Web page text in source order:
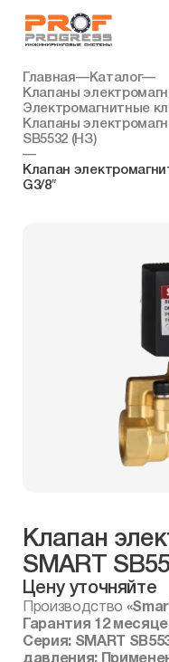
Главная—Каталог—
Клапаны
Электромагнитные
Клапаны
SB5532 (НЗ)
—
Клапан
G3/8″
Клапан
SMART
Цену уточняйте
Производство
Гарантия 12
Серия: SMART
давления;